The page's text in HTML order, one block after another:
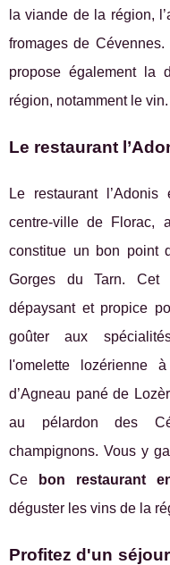
la viande de la région,
fromages de Cévennes.
propose également la
région, notamment le vin.
Le restaurant
Le restaurant
centre-ville de Florac,
constitue un bon point
Gorges du Tarn. Cet
dépaysant et propice
goûter aux
l'omelette lozérienne
d’Agneau pané de
au pélardon des
champignons. Vous y
Ce
bon restaurant
déguster les vins de la
Profitez d'un